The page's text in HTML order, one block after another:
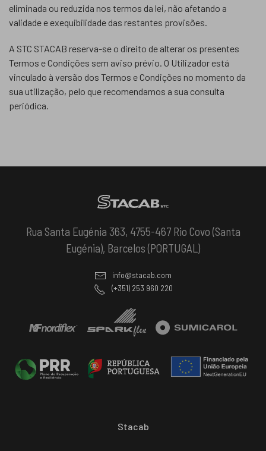
eliminada ou reduzida nos termos da lei, não afetando a
validade e exequibilidade das restantes provisões.
A STC STACAB reserva-se o direito de alterar os presentes
Termos e Condições sem aviso prévio. O Utilizador está
vinculado à versão dos Termos e Condições no momento da
sua utilização, pelo que recomendamos a sua consulta
periódica.
Rua Santa Eugénia 363, 4755-467 Rio Covo (Santa
Eugénia), Barcelos (PORTUGAL)
info@stacab.com
(+351) 253 960 220
Stacab